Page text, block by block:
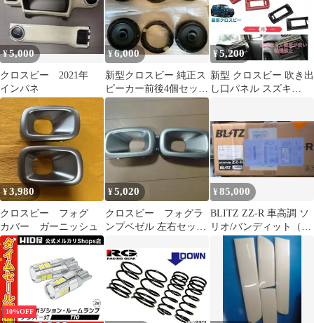
灯 室内灯 車検対応 パ
ーツ
¥5,000
クロスビー 2021年
インパネ
¥6,000
新型クロスビー 純正ス
ピーカー前後4個セット
MND1S型
¥5,200
新型 クロスビー 吹き出
し口パネル スズキ
スアップ 吹き出し口
カバー ガーニッシュ
¥3,980
クロスビー フォグ
カバー ガーニッシュ
¥5,020
クロスビー フォグラ
ンプベゼル 左右セット
¥85,000
BLITZ ZZ-R 車高調 ソ
リオ/バンディット（品
番：92502)
10%OFF